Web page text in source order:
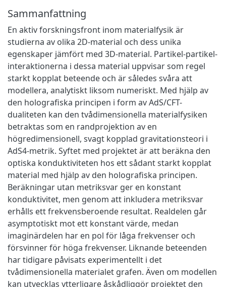
Sammanfattning
En aktiv forskningsfront inom materialfysik är
studierna av olika 2D-material och dess unika
egenskaper jämfört med 3D-material. Partikel-partikel-
interaktionerna i dessa material uppvisar som regel
starkt kopplat beteende och är således svåra att
modellera, analytiskt liksom numeriskt. Med hjälp av
den holografiska principen i form av AdS/CFT-
dualiteten kan den tvådimensionella materialfysiken
betraktas som en randprojektion av en
högredimensionell, svagt kopplad gravitationsteori i
AdS4-metrik. Syftet med projektet är att beräkna den
optiska konduktiviteten hos ett sådant starkt kopplat
material med hjälp av den holografiska principen.
Beräkningar utan metriksvar ger en konstant
konduktivitet, men genom att inkludera metriksvar
erhålls ett frekvensberoende resultat. Realdelen går
asymptotiskt mot ett konstant värde, medan
imaginärdelen har en pol för låga frekvenser och
försvinner för höga frekvenser. Liknande beteenden
har tidigare påvisats experimentellt i det
tvådimensionella materialet grafen. Även om modellen
kan utvecklas ytterligare åskådliggör projektet den